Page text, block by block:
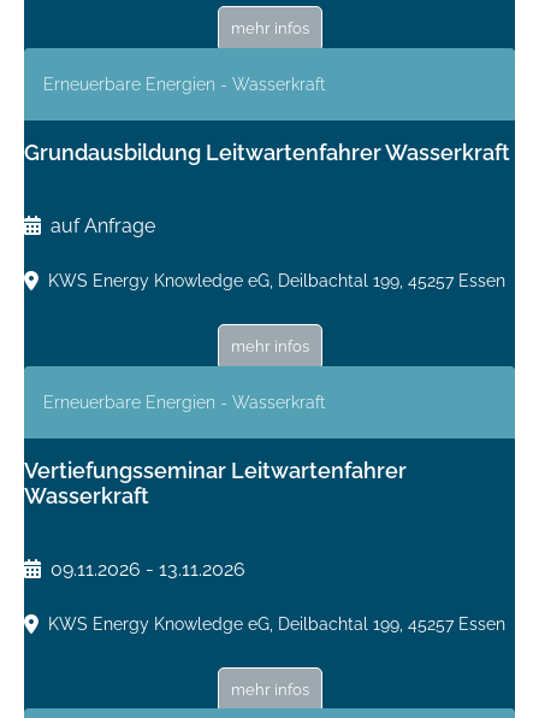
mehr infos
Erneuerbare Energien - Wasserkraft
Grundausbildung Leitwartenfahrer Wasserkraft
auf Anfrage
KWS Energy Knowledge eG, Deilbachtal 199, 45257 Essen
mehr infos
Erneuerbare Energien - Wasserkraft
Vertiefungsseminar Leitwartenfahrer
Wasserkraft
09.11.2026 - 13.11.2026
KWS Energy Knowledge eG, Deilbachtal 199, 45257 Essen
mehr infos